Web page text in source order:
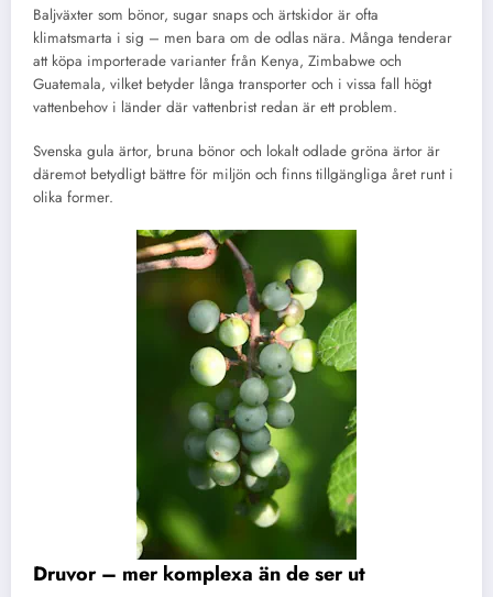
Baljväxter som bönor, sugar snaps och ärtskidor är ofta
klimatsmarta i sig – men bara om de odlas nära. Många tenderar
att köpa importerade varianter från Kenya, Zimbabwe och
Guatemala, vilket betyder långa transporter och i vissa fall högt
vattenbehov i länder där vattenbrist redan är ett problem.
Svenska gula ärtor, bruna bönor och lokalt odlade gröna ärtor är
däremot betydligt bättre för miljön och finns tillgängliga året runt i
olika former.
Druvor – mer komplexa än de ser ut